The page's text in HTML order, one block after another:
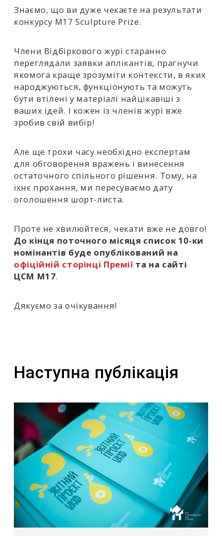
Знаємо, що ви дуже чекаєте на результати
конкурсу M17 Sculpture Prize.
Члени Відбіркового журі старанно
переглядали заявки аплікантів, прагнучи
якомога краще зрозуміти контексти, в яких
народжуються, функціонують та можуть
бути втілені у матеріалі найцікавіші з
ваших ідей. І кожен із членів журі вже
зробив свій вибір!
Але ще трохи часу необхідно експертам
для обговорення вражень і винесення
остаточного спільного рішення. Тому, на
їхнє прохання, ми пересуваємо дату
оголошення шорт-листа.
Проте не хвилюйтеся, чекати вже не довго!
До кінця поточного місяця список 10-ки
номінантів буде опублікований на
офіційній сторінці Преміїта на сайті
ЦСМ М17.
Дякуємо за очікування!
Наступна публікація